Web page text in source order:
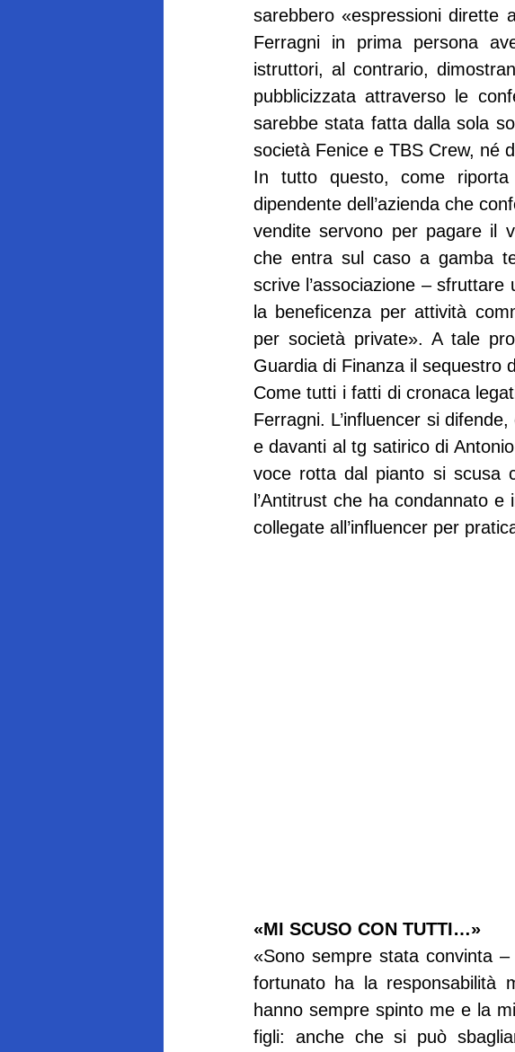
sarebbero «espressioni dirette
Ferragni in prima persona
istruttori, al contrario,
pubblicizzata attraverso le
sarebbe stata fatta dalla sola
società Fenice e TBS Crew, né
In tutto questo, come
dipendente dell’azienda che
vendite servono per pagare il
che entra sul caso a gamba
scrive l’associazione –
la beneficenza per attività
per società private». A tale
Guardia di Finanza il sequestro
Come tutti i fatti di cronaca
Ferragni. L’influencer si
e davanti al tg satirico di
voce rotta dal pianto si scusa
l’Antitrust che ha condannato
collegate all’influencer per
«MI SCUSO CON TUTTI…»
«Sono sempre stata convinta
fortunato ha la responsabilità
hanno sempre spinto me e la
figli: anche che si può